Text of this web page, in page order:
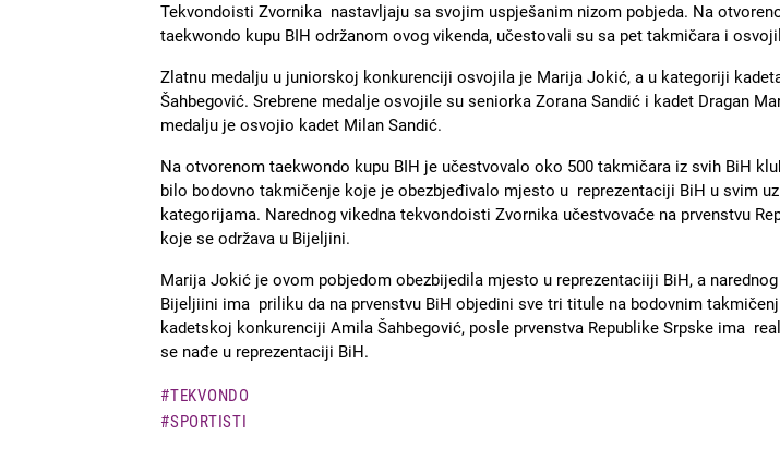
Tekvondoisti Zvornika nastavljaju sa svojim uspješanim nizom pobjeda. Na
taekwondo kupu BIH održanom ovog vikenda, učestovali su sa pet takmičara i
Zlatnu medalju u juniorskoj konkurenciji osvojila je Marija Jokić, a u kategoriji
Šahbegović. Srebrene medalje osvojile su seniorka Zorana Sandić i kadet Dragan
medalju je osvojio kadet Milan Sandić.
Na otvorenom taekwondo kupu BIH je učestvovalo oko 500 takmičara iz svih BiH
bilo bodovno takmičenje koje je obezbjeđivalo mjesto u reprezentaciji BiH u svim
kategorijama. Narednog vikedna tekvondoisti Zvornika učestvovaće na prvenstvu
koje se održava u Bijeljini.
Marija Jokić je ovom pobjedom obezbijedila mjesto u reprezentaciiji BiH, a
Bijeljiini ima priliku da na prvenstvu BiH objedini sve tri titule na bodovnim
kadetskoj konkurenciji Amila Šahbegović, posle prvenstva Republike Srpske ima
se nađe u reprezentaciji BiH.
TEKVONDO
SPORTISTI